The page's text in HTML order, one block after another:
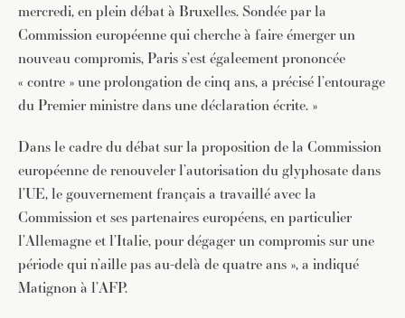
mercredi, en plein débat à Bruxelles. Sondée par la
Commission européenne qui cherche à faire émerger un
nouveau compromis, Paris s’est égaleement prononcée
« contre » une prolongation de cinq ans, a précisé l’entourage
du Premier ministre dans une déclaration écrite. »
Dans le cadre du débat sur la proposition de la Commission
européenne de renouveler l’autorisation du glyphosate dans
l’UE, le gouvernement français a travaillé avec la
Commission et ses partenaires européens, en particulier
l’Allemagne et l’Italie, pour dégager un compromis sur une
période qui n’aille pas au-delà de quatre ans », a indiqué
Matignon à l’AFP.